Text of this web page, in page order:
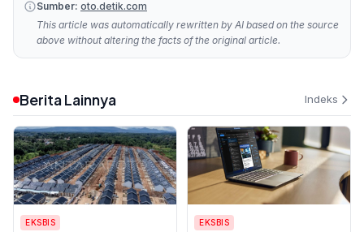
Sumber: oto.detik.com
This article was automatically rewritten by AI based on the source
above without altering the facts of the original article.
Berita Lainnya Indeks
EKSBIS EKSBIS